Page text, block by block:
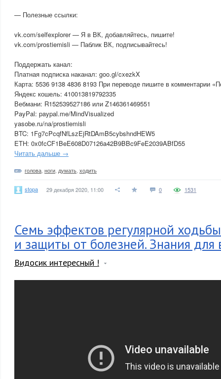
— Полезные ссылки:
vk.com/selfexplorer — Я в ВК, добавляйтесь, пишите!
vk.com/prostiemisli — Паблик ВК, подписывайтесь!
Поддержать канал:
Платная подписка наканал: goo.gl/cxezkX
Карта: 5536 9138 4836 8193 При переводе пишите в комментарии
Яндекс кошель: 410013819792335
Вебмани: R152539527186 или Z146361469551
PayPal: paypal.me/MindVisualized
yasobe.ru/na/prostiemisli
BTC: 1Fg7cPcqfNfLszEjRtDAmB5cybshndHEW5
ETH: 0x0fcCF1BeE608D07126a42B9BBc9FeE2039ABfD55
Читать дальше →
голова ноги думать ходить
stopa 29 декабря 2020, 11:00 0 1531
Семь эффектов регулярной
и защиты от болезней. Знания для
Видосик интересный !